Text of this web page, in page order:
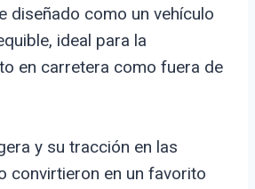
diseñado como un vehículo
ideal para la
en carretera como fuera de
y su tracción en las
convirtieron en un favorito